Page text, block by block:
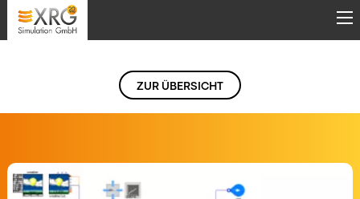
Direkt zum Inhalt
ZUR ÜBERSICHT